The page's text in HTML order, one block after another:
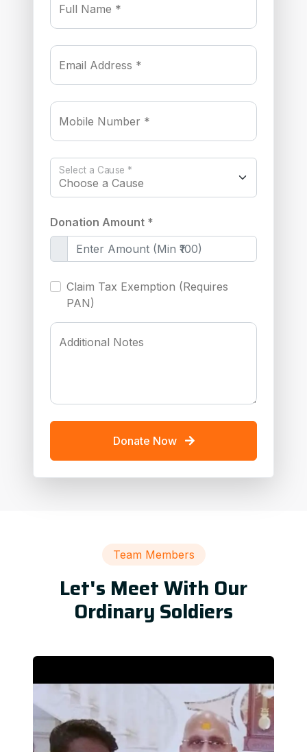
Full Name *
Email Address *
Mobile Number *
Select a Cause *
Donation Amount *
Claim Tax Exemption (Requires
PAN)
Additional Notes
Donate Now
Team Members
Let's Meet With Our
Ordinary Soldiers